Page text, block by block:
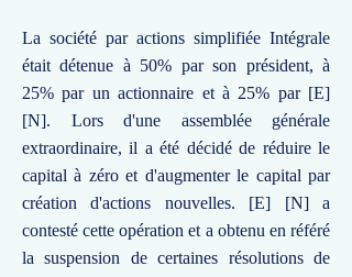
La société par actions simplifiée Intégrale
était détenue à 50% par son président, à
25% par un actionnaire et à 25% par [E]
[N]. Lors d'une assemblée générale
extraordinaire, il a été décidé de réduire le
capital à zéro et d'augmenter le capital par
création d'actions nouvelles. [E] [N] a
contesté cette opération et a obtenu en référé
la suspension de certaines résolutions de